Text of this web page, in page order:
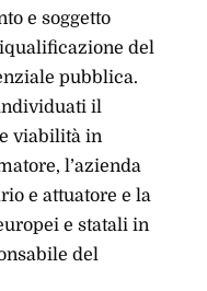
e soggetto
del
pubblica.
il
viabilità in
l’azienda
e attuatore e la
e statali in
del